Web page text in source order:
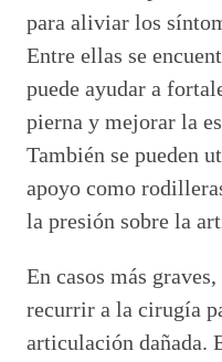
para aliviar los
Entre ellas se
puede ayudar a
pierna y mejorar la
También se pueden
apoyo como
la presión sobre la
En casos más
recurrir a la cirugía
articulación dañada.